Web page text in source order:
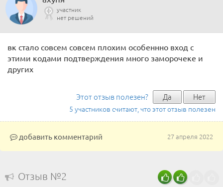
участник
нет решений
вк стало совсем совсем плохим особеннно вход с
этими кодами подтверждения много заморочеке и
других
Этот отзыв полезен? Да Нет
5 участников считают, что этот отзыв полезен
27 апреля 2022
добавить комментарий
Отзыв №2